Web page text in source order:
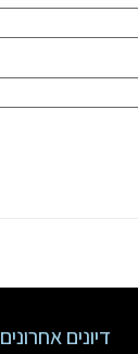
דיונים אחרונים